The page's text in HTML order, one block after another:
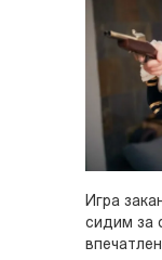
Игра
сидим за